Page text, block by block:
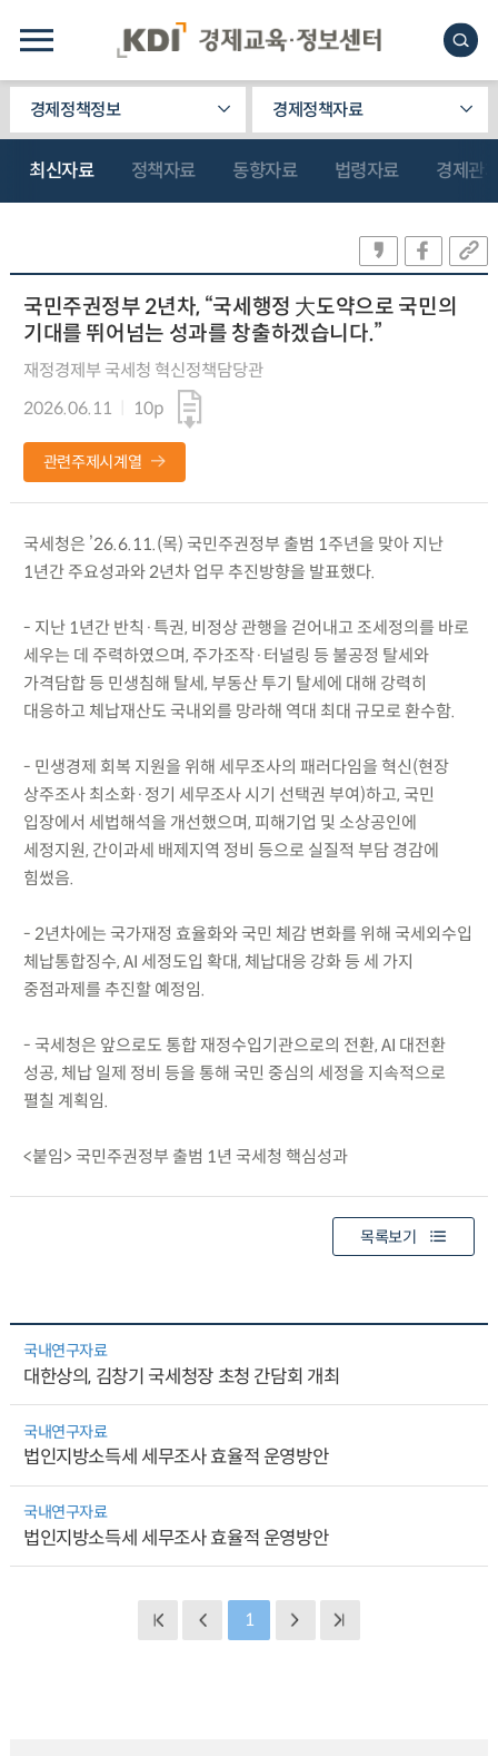
경제정책정보 경제정책자료
최신자료 정책자료 동향자료 법령자료 경제관
국민주권정부 2년차, “국세행정 大도약으로 국민의
기대를 뛰어넘는 성과를 창출하겠습니다.”
재정경제부 국세청 혁신정책담당관
2026.06.11
10p
관련주제시계열
국세청은 ’26.6.11.(목) 국민주권정부 출범 1주년을 맞아 지난
1년간 주요성과와 2년차 업무 추진방향을 발표했다.
- 지난 1년간 반칙·특권, 비정상 관행을 걷어내고 조세정의를 바로
세우는 데 주력하였으며, 주가조작·터널링 등 불공정 탈세와
가격담합 등 민생침해 탈세, 부동산 투기 탈세에 대해 강력히
대응하고 체납재산도 국내외를 망라해 역대 최대 규모로 환수함.
- 민생경제 회복 지원을 위해 세무조사의 패러다임을 혁신(현장
상주조사 최소화·정기 세무조사 시기 선택권 부여)하고, 국민
입장에서 세법해석을 개선했으며, 피해기업 및 소상공인에
세정지원, 간이과세 배제지역 정비 등으로 실질적 부담 경감에
힘썼음.
- 2년차에는 국가재정 효율화와 국민 체감 변화를 위해 국세외수입
체납통합징수, AI 세정도입 확대, 체납대응 강화 등 세 가지
중점과제를 추진할 예정임.
- 국세청은 앞으로도 통합 재정수입기관으로의 전환, AI 대전환
성공, 체납 일제 정비 등을 통해 국민 중심의 세정을 지속적으로
펼칠 계획임.
<붙임> 국민주권정부 출범 1년 국세청 핵심성과
목록보기
국내연구자료
대한상의, 김창기 국세청장 초청 간담회 개최
국내연구자료
법인지방소득세 세무조사 효율적 운영방안
국내연구자료
법인지방소득세 세무조사 효율적 운영방안
1